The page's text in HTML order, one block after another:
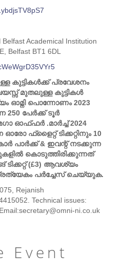
Belfast Academical Institution
Belfast BT1 6DL
കുട്ടികൾക്ക് പ്രവേശനം
മുതലുള്ള കുട്ടികൾ
ഓമ്നി പൊന്നോണം 2023
250 പേർക്ക് ടൂർ
ഓഫ്ഫർ .മാർച്ച് 2024
ഫ്‌ളൈറ്റ് ടിക്കറ്റിനും 10
പാർക്ക് & ഇവന്റ് നടക്കുന്ന
കൊടുത്തിരിക്കുന്നത്
ടിക്കറ്റ് (£3) ആവശ്യം
പർച്ചേസ് ചെയ്യുക.
Rejanish
Technical issues:
ni.co.uk
Event